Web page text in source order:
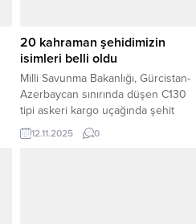
20 kahraman şehidimizin
isimleri belli oldu
Milli Savunma Bakanlığı, Gürcistan-
Azerbaycan sınırında düşen C130
tipi askeri kargo uçağında şehit
olan 20 personelin kimliklerinin
belirlendiğini açıkladı. Arama
12.11.2025 0